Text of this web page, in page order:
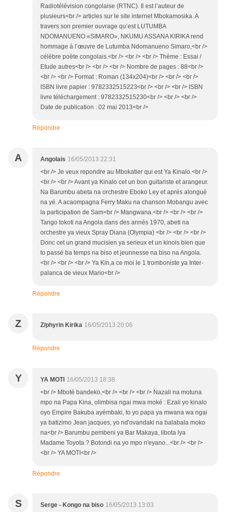
Radiotélévision congolaise (RTNC). Il est l’auteur de
plusieurs<br /> articles sur le site internet Mbokamosika. A
travers son premier ouvrage qu’est LUTUMBA
NDOMANUENO «SIMARO», NKUMU ASSANA KIRIKA rend
hommage à l’œuvre de Lutumba Ndomanueno Simaro,<br />
célèbre poète congolais.<br /> <br /> <br /> Thème : Essai /
Etude autres<br /> <br /> <br /> Nombre de pages : 88<br />
<br /> <br /> Format : Roman (134x204)<br /> <br /> <br />
ISBN livre papier : 9782332515223<br /> <br /> <br /> ISBN
livre téléchargement : 9782332515230<br /> <br /> <br />
Date de publication : 02 mai 2013<br />
Répondre
A Angolais 16/05/2013 22:31
<br /> Je veux repondre au Mbokatier qui est Ya Kinalo.<br />
<br /> <br /> Avant ya Kinalo cet un bon guitariste et arangeur.
Na Barumbu abeta na orchestre Eboko Ley et aprés alongué
na yé. A acaompagna Ferry Maku na chanson Mobangu avec
la participation de Sam<br /> Mangwana.<br /> <br /> <br />
Tango tokoti na Angola dans des annés 1970, abeti na
orchestre ya vieux Spray Diana (Olympia) <br /> <br /> <br />
Donc cet un grand mucisien ya serieux et un kinois bien que
to passé ba temps na biso et jeunnesse na biso na Angola.
<br /> <br /> <br /> Ya Kin,a ce moi le 1 tromboniste ya Inter-
palanca de vieux Mario<br />
Répondre
Z Z/phyrin Kirika 16/05/2013 20:06
Répondre
Y YA MOTI 16/05/2013 18:38
<br /> Mboté bandeko,<br /> <br /> <br /> Nazali na motuna
mpo na Papa Kina, olimbisa ngai mwa moké : Ezali yo kinalo
oyo Empire Bakuba ayémbaki, to yo papa ya mwana wa ngai
ya batizimo Jean jacques, yo nd'ovandaki na balabala moko
na<br /> Barumbu pembeni ya Bar Makaya, libota lya
Madame Toyota ? Botondi na yo mpo n'eyano...<br /> <br />
<br /> YA MOTI<br />
Répondre
S Serge - Kongo na biso 16/05/2013 13:03